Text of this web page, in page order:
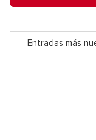
Entradas más